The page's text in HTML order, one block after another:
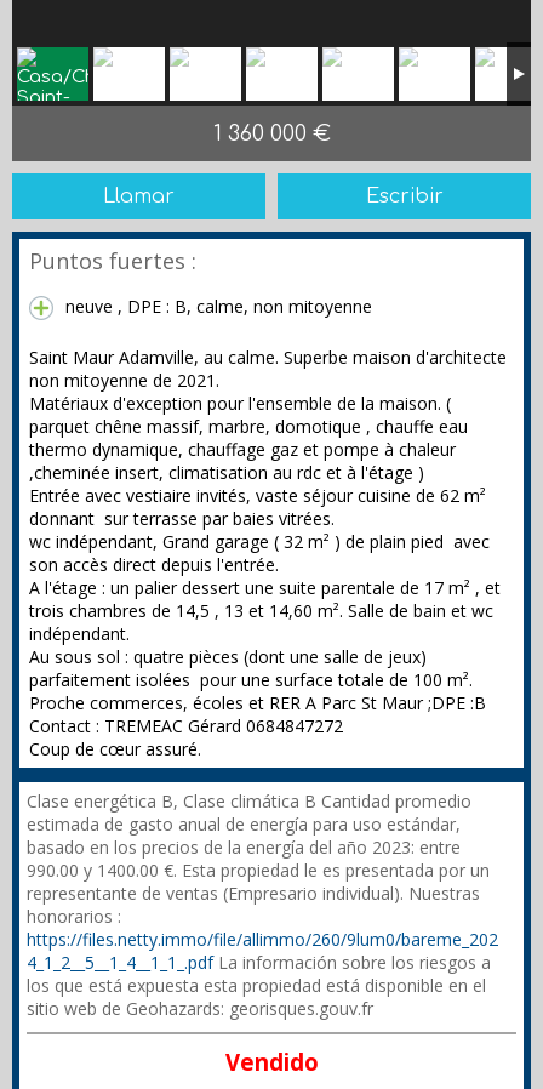
1 360 000 €
Llamar Escribir
Puntos fuertes :
neuve , DPE : B, calme, non mitoyenne
Saint Maur Adamville, au calme. Superbe maison d'architecte
non mitoyenne de 2021.
Matériaux d'exception pour l'ensemble de la maison. (
parquet chêne massif, marbre, domotique , chauffe eau
thermo dynamique, chauffage gaz et pompe à chaleur
,cheminée insert, climatisation au rdc et à l'étage )
Entrée avec vestiaire invités, vaste séjour cuisine de 62 m²
donnant sur terrasse par baies vitrées.
wc indépendant, Grand garage ( 32 m² ) de plain pied avec
son accès direct depuis l'entrée.
A l'étage : un palier dessert une suite parentale de 17 m² , et
trois chambres de 14,5 , 13 et 14,60 m². Salle de bain et wc
indépendant.
Au sous sol : quatre pièces (dont une salle de jeux)
parfaitement isolées pour une surface totale de 100 m².
Proche commerces, écoles et RER A Parc St Maur ;DPE :B
Contact : TREMEAC Gérard 0684847272
Coup de cœur assuré.
Clase energética B, Clase climática B Cantidad promedio
estimada de gasto anual de energía para uso estándar,
basado en los precios de la energía del año 2023: entre
990.00 y 1400.00 €. Esta propiedad le es presentada por un
representante de ventas (Empresario individual). Nuestras
honorarios :
https://files.netty.immo/file/allimmo/260/9lum0/bareme_202
4_1_2__5__1_4__1_1_.pdfLa información sobre los riesgos a
los que está expuesta esta propiedad está disponible en el
sitio web de Geohazards: georisques.gouv.fr
Vendido